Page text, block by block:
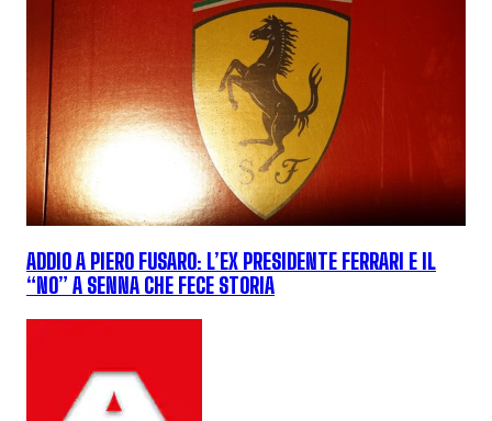
ADDIO A PIERO FUSARO: L’EX PRESIDENTE FERRARI E IL
“NO” A SENNA CHE FECE STORIA